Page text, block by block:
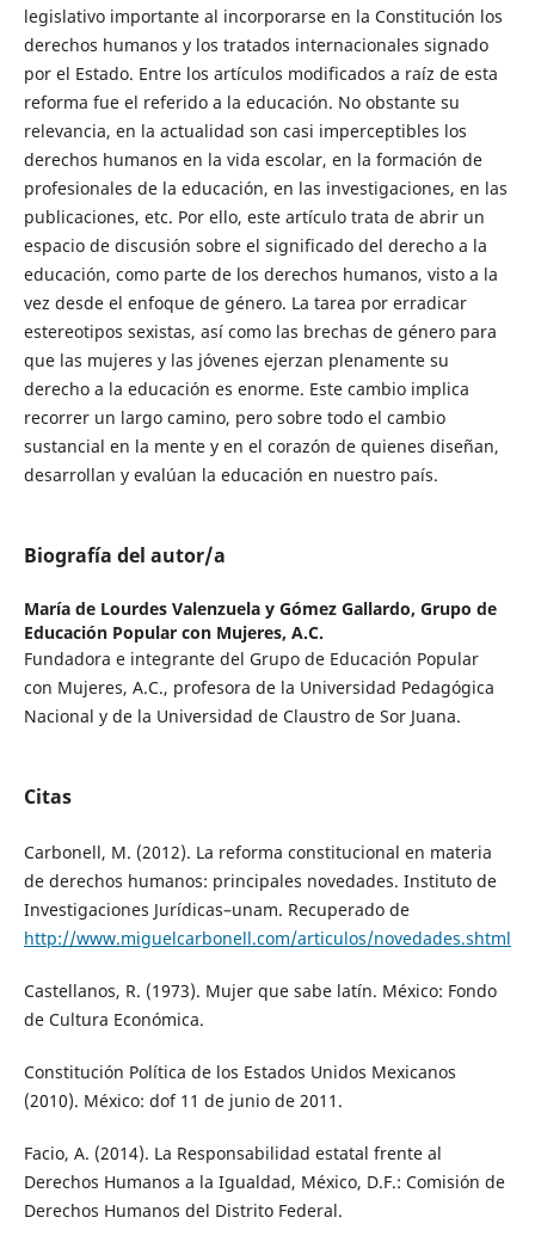
legislativo importante al incorporarse en la Constitución los
derechos humanos y los tratados internacionales signado
por el Estado. Entre los artículos modificados a raíz de esta
reforma fue el referido a la educación. No obstante su
relevancia, en la actualidad son casi imperceptibles los
derechos humanos en la vida escolar, en la formación de
profesionales de la educación, en las investigaciones, en las
publicaciones, etc. Por ello, este artículo trata de abrir un
espacio de discusión sobre el significado del derecho a la
educación, como parte de los derechos humanos, visto a la
vez desde el enfoque de género. La tarea por erradicar
estereotipos sexistas, así como las brechas de género para
que las mujeres y las jóvenes ejerzan plenamente su
derecho a la educación es enorme. Este cambio implica
recorrer un largo camino, pero sobre todo el cambio
sustancial en la mente y en el corazón de quienes diseñan,
desarrollan y evalúan la educación en nuestro país.
Biografía del autor/a
María de Lourdes Valenzuela y Gómez Gallardo, Grupo de
Educación Popular con Mujeres, A.C.
Fundadora e integrante del Grupo de Educación Popular
con Mujeres, A.C., profesora de la Universidad Pedagógica
Nacional y de la Universidad de Claustro de Sor Juana.
Citas
Carbonell, M. (2012). La reforma constitucional en materia
de derechos humanos: principales novedades. Instituto de
Investigaciones Jurídicas–unam. Recuperado de
http://www.miguelcarbonell.com/articulos/novedades.shtml
Castellanos, R. (1973). Mujer que sabe latín. México: Fondo
de Cultura Económica.
Constitución Política de los Estados Unidos Mexicanos
(2010). México: dof 11 de junio de 2011.
Facio, A. (2014). La Responsabilidad estatal frente al
Derechos Humanos a la Igualdad, México, D.F.: Comisión de
Derechos Humanos del Distrito Federal.